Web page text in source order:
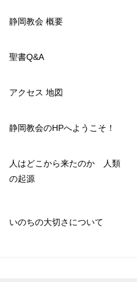
静岡教会 概要
聖書Q&A
アクセス 地図
静岡教会のHPへようこそ！
人はどこから来たのか 人類
の起源
いのちの大切さについて